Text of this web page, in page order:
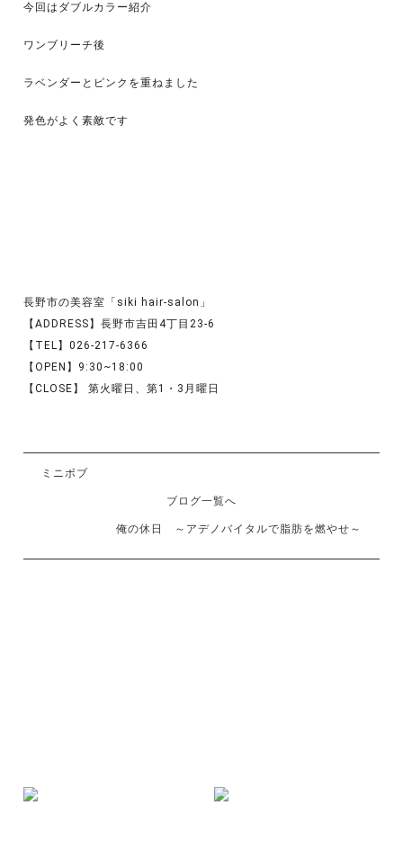
今回はダブルカラー紹介
ワンブリーチ後
ラベンダーとピンクを重ねました
発色がよく素敵です
長野市の美容室「siki hair-salon」
【ADDRESS】長野市吉田4丁目23-6
【TEL】026-217-6366
【OPEN】9:30~18:00
【CLOSE】 第火曜日、第1・3月曜日
ミニボブ
ブログ一覧へ
俺の休日 ～アデノバイタルで脂肪を燃やせ～